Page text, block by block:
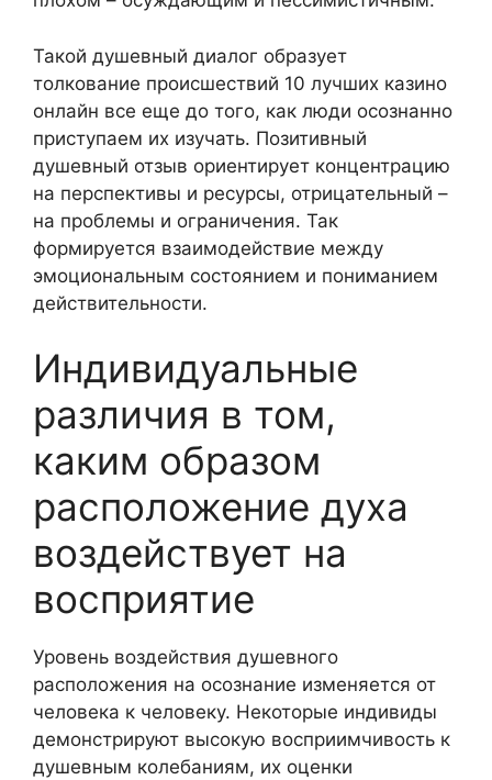
Такой душевный диалог образует
толкование происшествий 10 лучших казино
онлайн все еще до того, как люди осознанно
приступаем их изучать. Позитивный
душевный отзыв ориентирует концентрацию
на перспективы и ресурсы, отрицательный –
на проблемы и ограничения. Так
формируется взаимодействие между
эмоциональным состоянием и пониманием
действительности.
Индивидуальные
различия в том,
каким образом
расположение духа
воздействует на
восприятие
Уровень воздействия душевного
расположения на осознание изменяется от
человека к человеку. Некоторые индивиды
демонстрируют высокую восприимчивость к
душевным колебаниям, их оценки